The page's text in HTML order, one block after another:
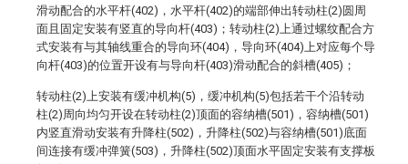
滑动配合的水平杆(402)，水平杆(402)的端部伸出转动柱(2)圆周
面且固定安装有竖直的导向杆(403)；转动柱(2)上通过螺纹配合方
式安装有与其轴线重合的导向环(404)，导向环(404)上对应每个导
向杆(403)的位置开设有与导向杆(403)滑动配合的斜槽(405)；
转动柱(2)上安装有缓冲机构(5)，缓冲机构(5)包括若干个沿转动
柱(2)周向均匀开设在转动柱(2)顶面的容纳槽(501)，容纳槽(501)
内竖直滑动安装有升降柱(502)，升降柱(502)与容纳槽(501)底面
间连接有缓冲弹簧(503)，升降柱(502)顶面水平固定安装有支撑板